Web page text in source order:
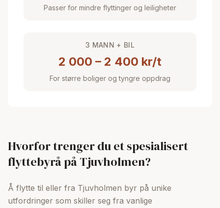
Passer for mindre flyttinger og leiligheter
3 MANN + BIL
2 000 – 2 400 kr/t
For større boliger og tyngre oppdrag
Hvorfor trenger du et spesialisert
flyttebyrå på Tjuvholmen?
Å flytte til eller fra Tjuvholmen byr på unike
utfordringer som skiller seg fra vanlige